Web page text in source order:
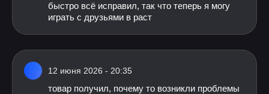
быстро всё исправил, так что теперь я могу
играть с друзьями в раст
12 июня 2026 - 20:35
товар получил, почему то возникли проблемы